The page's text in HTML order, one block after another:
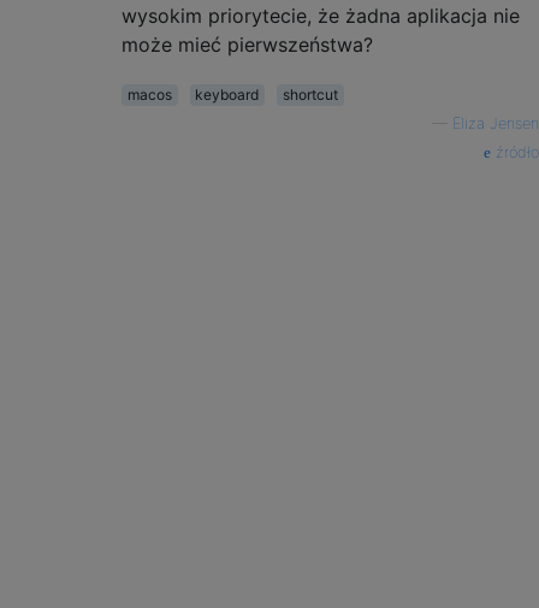
wysokim priorytecie, że żadna aplikacja nie
może mieć pierwszeństwa?
macos keyboard
shortcut
Eliza Jensen
źródło